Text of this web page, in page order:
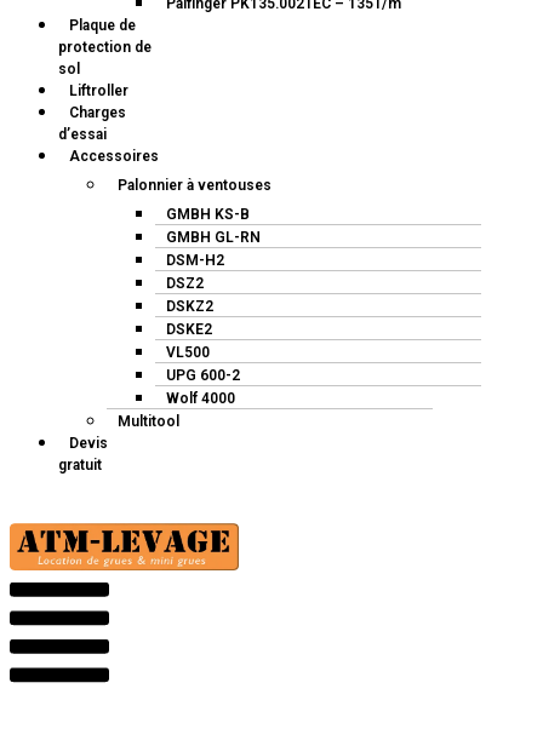
Palfinger PK135.002TEC – 135T/m
Plaque de
protection de
sol
Liftroller
Charges
d’essai
Accessoires
Palonnier à ventouses
GMBH KS-B
GMBH GL-RN
DSM-H2
DSZ2
DSKZ2
DSKE2
VL500
UPG 600-2
Wolf 4000
Multitool
Devis
gratuit